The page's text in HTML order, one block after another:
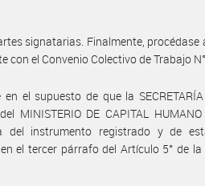
signatarias. Finalmente, procédase
con el Convenio Colectivo de Trabajo
el supuesto de que la SECRETARÍA
MINISTERIO DE CAPITAL
del instrumento registrado y de
el tercer párrafo del Artículo 5° de la